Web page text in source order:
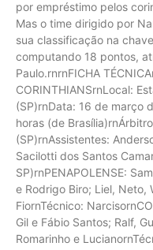
por empréstimo pelos
Mas o time dirigido por
sua classificação na
computando 18 pontos,
Paulo.rnrnFICHA
CORINTHIANSrnLocal:
(SP)rnData: 16 de março
horas (de
(SP)rnAssistentes:
Sacilotti dos Santos
SP)rnPENAPOLENSE:
e Rodrigo Biro; Liel, Neto,
FiornTécnico:
Gil e Fábio Santos; Ralf,
Romarinho e